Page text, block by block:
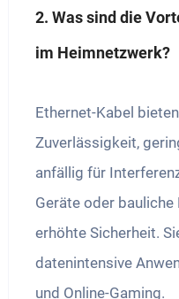
2. Was sind die
im Heimnetzwerk?
Ethernet-Kabel
Zuverlässigkeit,
anfällig für
Geräte oder
erhöhte Sicherheit.
datenintensive
und Online-Gaming.